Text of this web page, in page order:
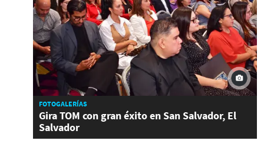
FOTOGALERÍAS
Gira TOM con gran éxito en San Salvador, El
Salvador